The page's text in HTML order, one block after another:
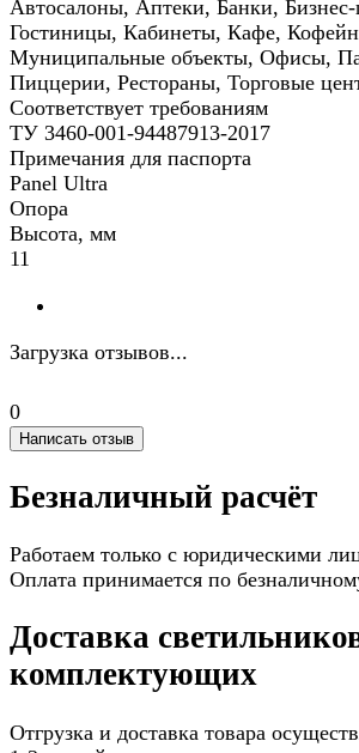
Автосалоны, Аптеки, Банки,
Гостиницы, Кабинеты, Кафе,
Муниципальные объекты, Офисы,
Пиццерии, Рестораны, Торговые
Соответствует требованиям
ТУ 3460-001-94487913-2017
Примечания для паспорта
Panel Ultra
Опора
Высота, мм
11
Загрузка отзывов...
0
Написать отзыв
Безналичный расчёт
Работаем только с юридическими
Оплата принимается по
Доставка
комплектующих
Отгрузка и доставка товара